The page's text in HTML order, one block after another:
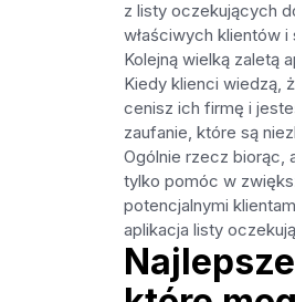
z listy oczekujących
właściwych klientów
Kolejną wielką zaletą
Kiedy klienci wiedzą,
cenisz ich firmę i
zaufanie, które są
Ogólnie rzecz biorąc,
tylko pomóc w
potencjalnymi
aplikacja listy